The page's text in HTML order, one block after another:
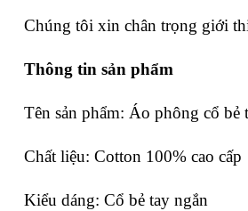
Chúng tôi xin chân trọng giới
Thông tin sản phẩm
Tên sản phẩm: Áo phông cổ bẻ
Chất liệu: Cotton 100% cao cấp
Kiểu dáng: Cổ bẻ tay ngắn